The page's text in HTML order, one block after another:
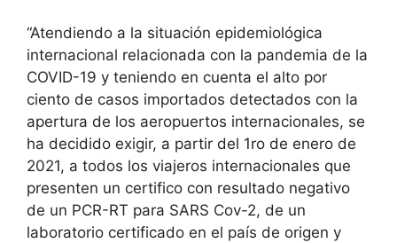
“Atendiendo a la situación epidemiológica
internacional relacionada con la pandemia de la
COVID-19 y teniendo en cuenta el alto por
ciento de casos importados detectados con la
apertura de los aeropuertos internacionales, se
ha decidido exigir, a partir del 1ro de enero de
2021, a todos los viajeros internacionales que
presenten un certifico con resultado negativo
de un PCR-RT para SARS Cov-2, de un
laboratorio certificado en el país de origen y